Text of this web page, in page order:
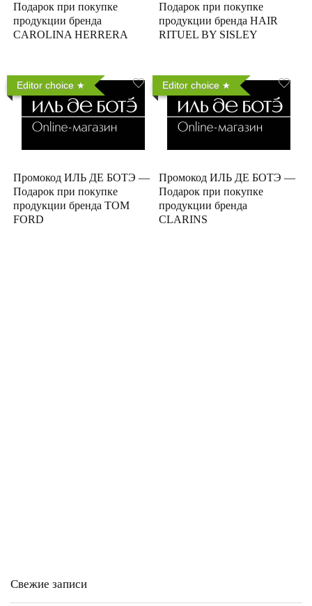
Подарок при покупке
продукции бренда
CAROLINA HERRERA
Подарок при покупке
продукции бренда HAIR
RITUEL BY SISLEY
Editor choice
Промокод ИЛЬ ДЕ БОТЭ —
Подарок при покупке
продукции бренда TOM
FORD
Editor choice
Промокод ИЛЬ ДЕ БОТЭ —
Подарок при покупке
продукции бренда
CLARINS
Свежие записи